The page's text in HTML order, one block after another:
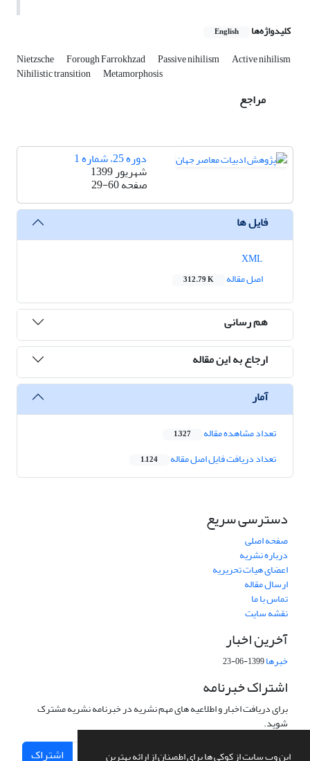
این وب سایت از کوکی ها برای اطمینان از ارائه بهترین
کلیدواژه‌ها English
Nietzsche Forough Farrokhzad Passive nihilism Active nihilism
Nihilistic transition Metamorphosis
مراجع
دوره 25، شماره 1
شهریور 1399
صفحه29-60
فایل ها
اصل مقاله
312.79 K
هم رسانی
ارجاع به این مقاله
آمار
تعداد مشاهده مقاله 1,327
تعداد دریافت فایل اصل مقاله 1,124
دسترسی سریع
صفحه اصلی
درباره نشریه
اعضای هیات تحریریه
ارسال مقاله
تماس با ما
نقشه سایت
آخرین اخبار
خبرها1399-06-23
اشتراک خبرنامه
برای دریافت اخبار و اطلاعیه های مهم نشریه در خبرنامه نشریه مشترک
شوید.
اشتراک